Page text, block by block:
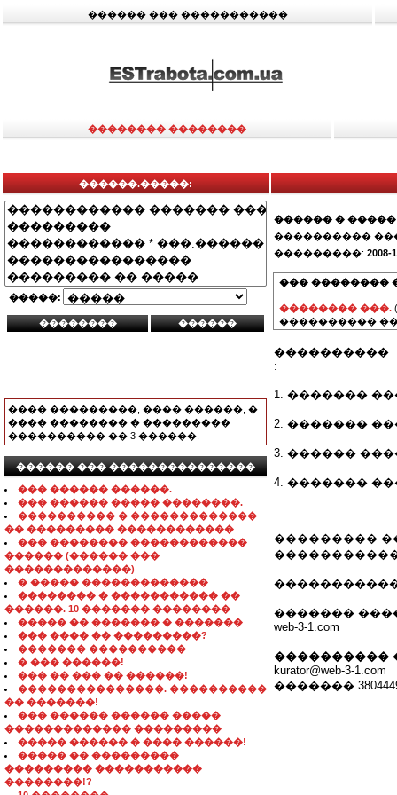
������ ��� �����������
�������� ��������
������.�����:
�����:
���� ���������, ���� ������, �
���� �������� � ���������
���������� �� 3 ������.
������ ��� ���������������
��� ������ ������.
��� ������ ����� ��������.
���������� � �������������
�� ��������� ������������
��� �������� ������������
������ (������ ���
�������������)
� ����� �������������
�������� � ����������� ��
������. 10 ������� ��������
����� �� ������� � �������
��� ���� �� ���������?
������� ����������
� ��� ������!
��� �� ��� �� ������!
���������������. ����������
�� �������!
��� ������ ������ �����
������������� ���������
����� ������ � ���� ������!
����� �� ���������
��������� �����������
��������!?
������ � �����
����������
���������: 2008-
��� ��������
�������� ���.
����������
����������
:
1. �������
2. �������
3. ������
4. �������
���������
����������� �
�������
web-3-1.com
����������
kurator@web-3-1.com
�������